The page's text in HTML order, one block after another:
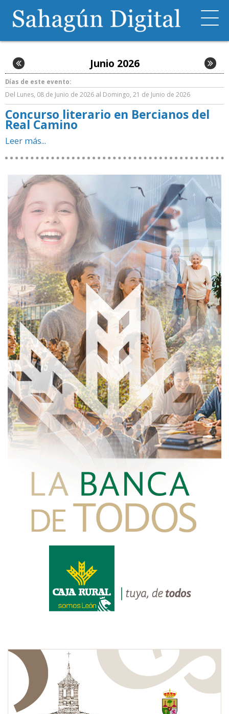
Junio 2026
Días de este evento:
Del Lunes, 08 de Junio de 2026 al Domingo, 21 de Junio de 2026
Concurso literario en Bercianos del
Real Camino
Leer más...